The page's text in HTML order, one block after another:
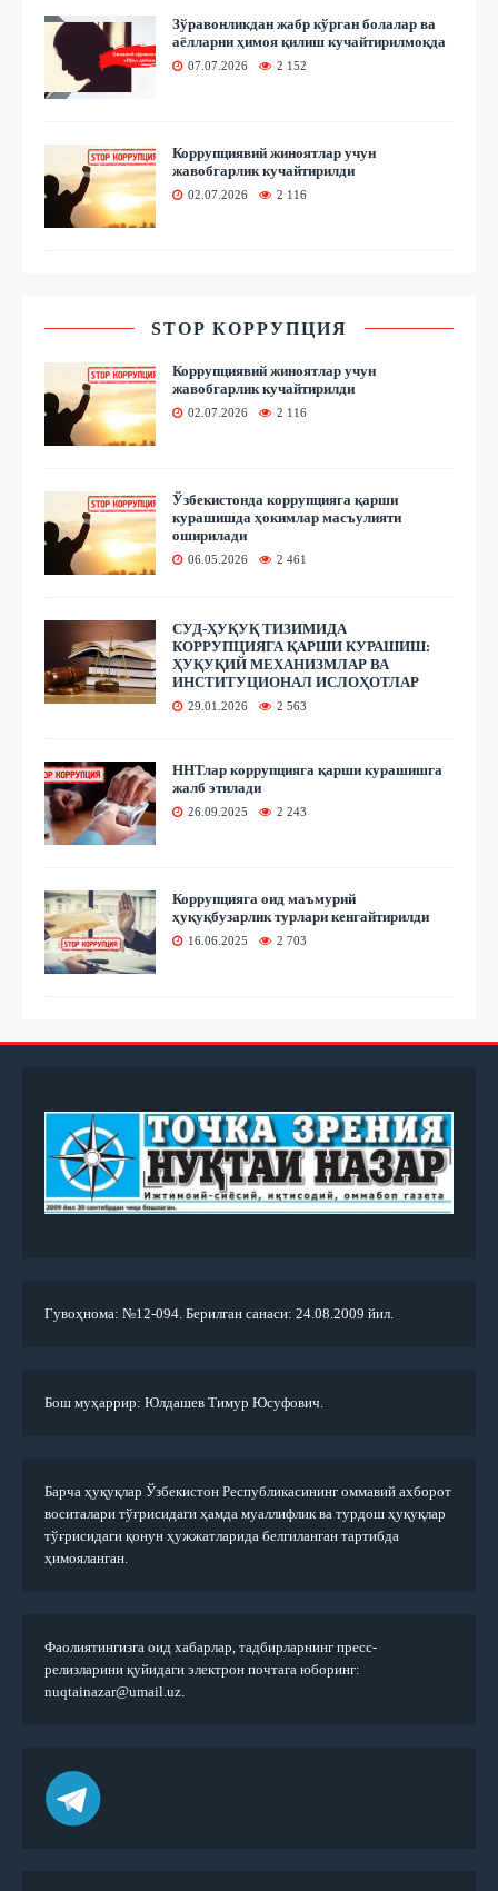
Зўравонликдан жабр кўрган болалар ва
аёлларни ҳимоя қилиш кучайтирилмоқда
07.07.2026 2 152
Коррупциявий жиноятлар учун
жавобгарлик кучайтирилди
02.07.2026 2 116
STOP КОРРУПЦИЯ
Коррупциявий жиноятлар учун
жавобгарлик кучайтирилди
02.07.2026 2 116
Ўзбекистонда коррупцияга қарши
курашишда ҳокимлар масъулияти
оширилади
06.05.2026 2 461
СУД-ҲУҚУҚ ТИЗИМИДА
КОРРУПЦИЯГА ҚАРШИ КУРАШИШ:
ҲУҚУҚИЙ МЕХАНИЗМЛАР ВА
ИНСТИТУЦИОНАЛ ИСЛОҲОТЛАР
29.01.2026 2 563
ННТлар коррупцияга қарши курашишга
жалб этилади
26.09.2025 2 243
Коррупцияга оид маъмурий
ҳуқуқбузарлик турлари кенгайтирилди
16.06.2025 2 703
Гувоҳнома: №12-094. Берилган санаси: 24.08.2009 йил.
Бош муҳаррир: Юлдашев Тимур Юсуфович.
Барча ҳуқуқлар Ўзбекистон Республикасининг оммавий ахборот
воситалари тўғрисидаги ҳамда муаллифлик ва турдош ҳуқуқлар
тўғрисидаги қонун ҳужжатларида белгиланган тартибда
ҳимояланган.
Фаолиятингизга оид хабарлар, тадбирларнинг пресс-
релизларини қуйидаги электрон почтага юборинг:
nuqtainazar@umail.uz.